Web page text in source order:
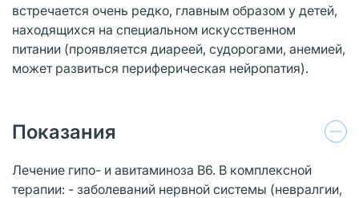
встречается очень редко, главным образом у детей,
находящихся на специальном искусственном
питании (проявляется диареей, судорогами, анемией,
может развиться периферическая нейропатия).
Показания
Лечение гипо- и авитаминоза В6. В комплексной
терапии: - заболеваний нервной системы (невралгии,